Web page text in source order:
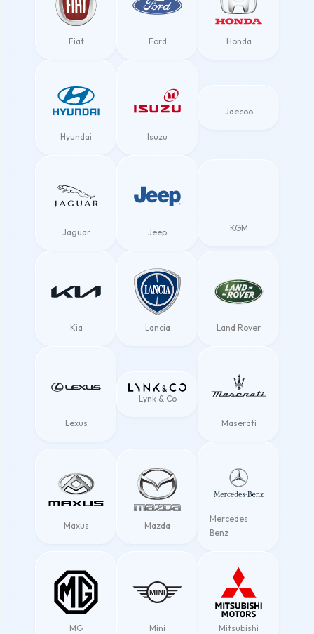
Fiat Ford Honda
Hyundai Isuzu
Jaecoo
Jaguar Jeep KGM
Kia Lancia Land Rover
Lexus
Lynk & Co
Maserati
Maxus Mazda
Mercedes
Benz
MG Mini Mitsubishi